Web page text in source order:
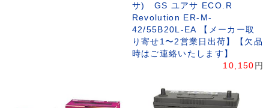
サ) GS ユアサ ECO.R
Revolution ER-M-
42/55B20L-EA 【メーカー取
り寄せ1〜2営業日出荷】【欠品
時はご連絡いたします】
10,150 円